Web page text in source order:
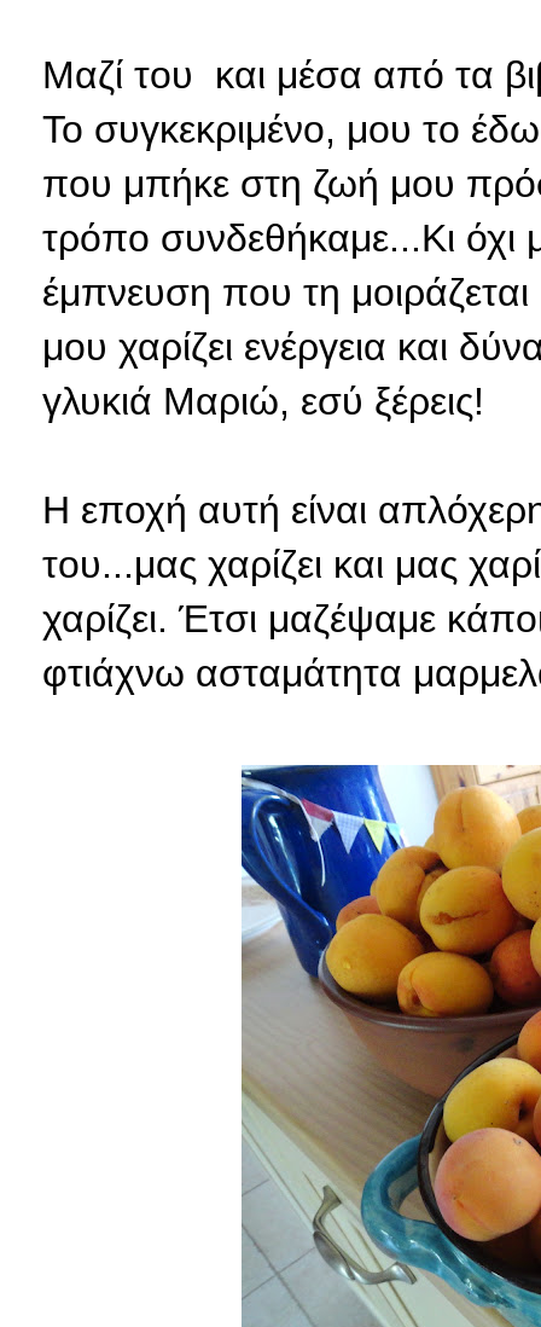
Μαζί του και μέσα από τα
Το συγκεκριμένο, μου το
που μπήκε στη ζωή μου
τρόπο συνδεθήκαμε...Κι όχι
έμπνευση που τη
μου χαρίζει ενέργεια και
γλυκιά Μαριώ, εσύ ξέρεις!
Η εποχή αυτή είναι
του...μας χαρίζει και μας
χαρίζει. Έτσι μαζέψαμε
φτιάχνω ασταμάτητα